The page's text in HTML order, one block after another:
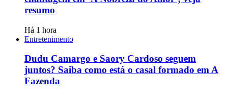
resumo
Há 1 hora
Entretenimento
Dudu Camargo e Saory Cardoso seguem
juntos? Saiba como está o casal formado em A
Fazenda